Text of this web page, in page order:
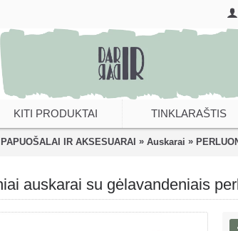
KITI PRODUKTAI TINKLARAŠTIS
PAPUOŠALAI IR AKSESUARAI » Auskarai »
auskarai su gėlavandeniais